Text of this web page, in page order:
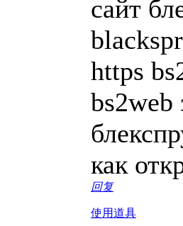
сайт
https
bs2web
как
回复
使用道具